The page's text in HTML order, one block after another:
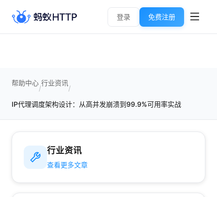
登录 免费注册
帮助中心
/
行业资讯
/
IP代理调度架构设计：从高并发崩溃到99.9%可用率实战
行业资讯
查看更多文章